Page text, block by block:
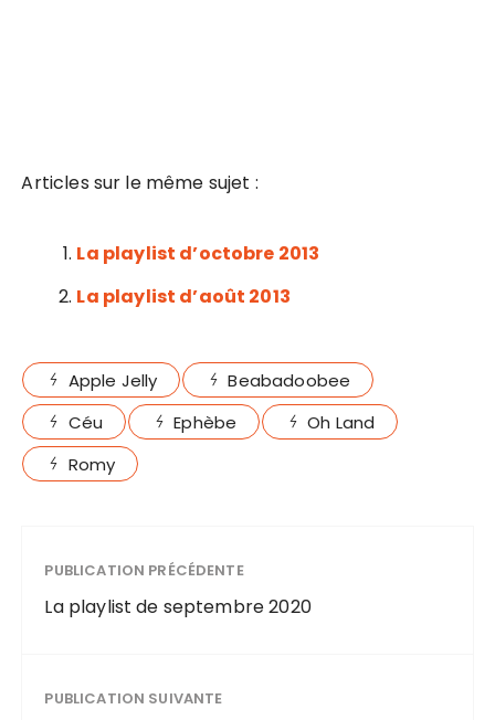
Articles sur le même sujet :
La playlist d’octobre 2013
La playlist d’août 2013
Apple Jelly
Beabadoobee
Céu
Ephèbe
Oh Land
Romy
PUBLICATION PRÉCÉDENTE
La playlist de septembre 2020
PUBLICATION SUIVANTE